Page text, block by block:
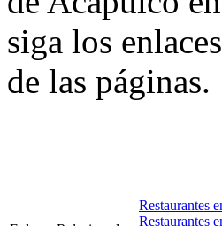
siga los
de las páginas.
Restaurantes
Restaurantes